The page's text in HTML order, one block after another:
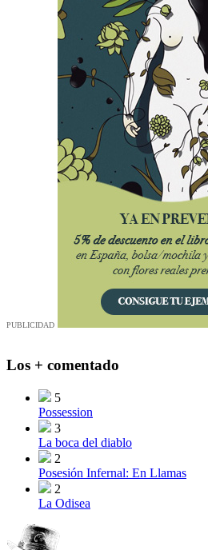
PUBLICIDAD
Los + comentado
5
Possession
3
La boca del diablo
2
Posesión Infernal: En Llamas
2
La Odisea